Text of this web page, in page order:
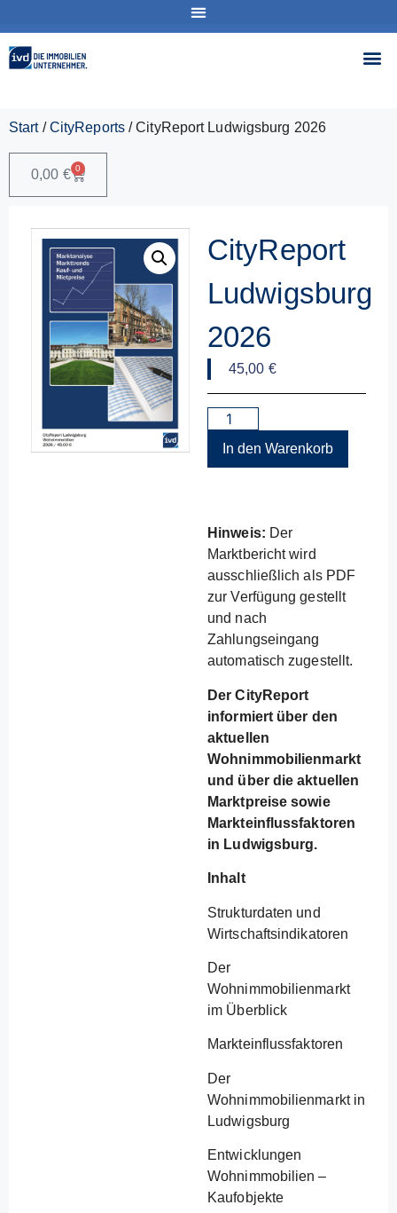
Start/CityReports/ CityReport Ludwigsburg 2026
0,00 € 0
CityReport
Ludwigsburg
2026
45,00 €
In den Warenkorb
Hinweis: Der
Marktbericht wird
ausschließlich als PDF
zur Verfügung gestellt
und nach
Zahlungseingang
automatisch zugestellt.
Der CityReport
informiert über den
aktuellen
Wohnimmobilienmarkt
und über die aktuellen
Marktpreise sowie
Markteinflussfaktoren
in Ludwigsburg.
Inhalt
Strukturdaten und
Wirtschaftsindikatoren
Der
Wohnimmobilienmarkt
im Überblick
Markteinflussfaktoren
Der
Wohnimmobilienmarkt in
Ludwigsburg
Entwicklungen
Wohnimmobilien –
Kaufobjekte